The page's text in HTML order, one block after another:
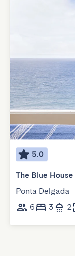
5.0
The Blue
Ponta Delgada
6
3 2